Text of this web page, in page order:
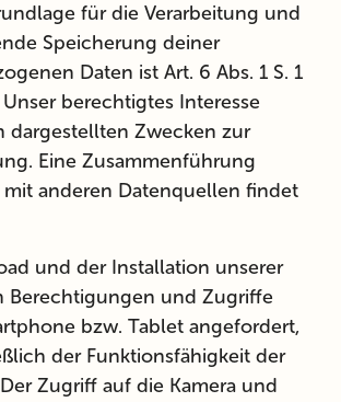
für die Verarbeitung und
Speicherung deiner
Daten ist Art. 6 Abs. 1 S. 1
berechtigtes Interesse
dargestellten Zwecken zur
Eine Zusammenführung
mit anderen Datenquellen findet
und der Installation unserer
Berechtigungen und Zugriffe
bzw. Tablet angefordert,
der Funktionsfähigkeit der
Zugriff auf die Kamera und